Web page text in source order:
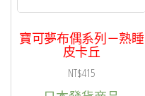
寶可夢布偶系列－熟睡
皮卡丘
NT$415